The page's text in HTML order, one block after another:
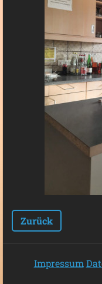
Zurück
Impressum